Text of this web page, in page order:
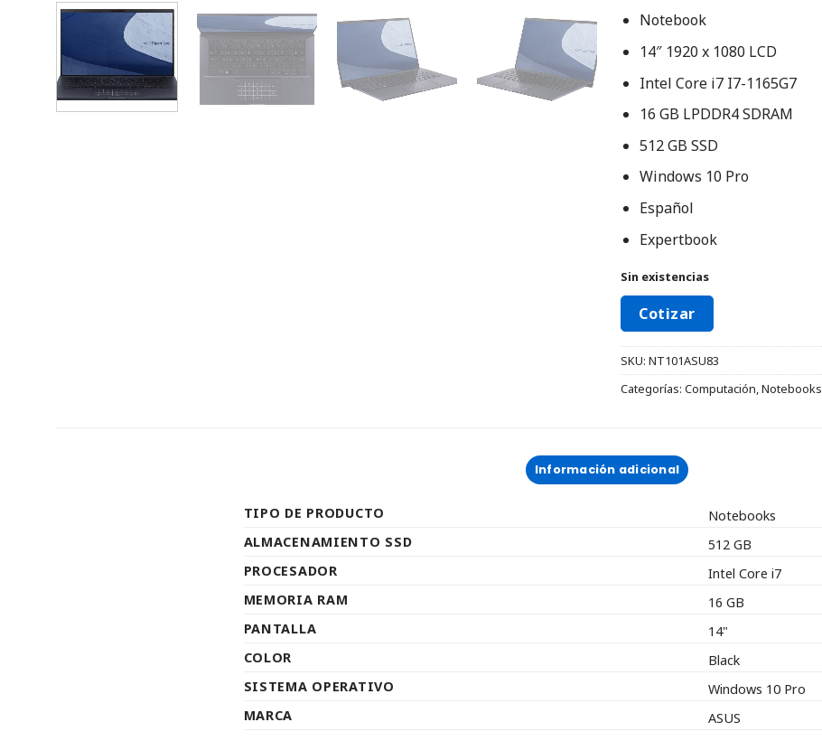
Notebook
14″ 1920 x 1080 LCD
Intel Core i7 I7-1165G7
16 GB LPDDR4 SDRAM
512 GB SSD
Windows 10 Pro
Español
Expertbook
Sin existencias
Cotizar
SKU: NT101ASU83
Categorías: Computación,Notebooks
Información adicional
TIPO DE PRODUCTO
Notebooks
ALMACENAMIENTO SSD
512 GB
PROCESADOR
Intel Core i7
MEMORIA RAM
16 GB
PANTALLA
14"
COLOR
Black
SISTEMA OPERATIVO
Windows 10 Pro
MARCA
ASUS